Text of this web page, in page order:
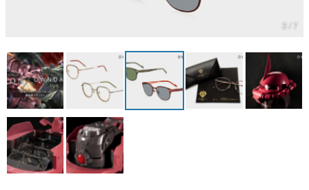
特集記事
マンガ
女性向け
アプリレビュー
その他
3 / 7